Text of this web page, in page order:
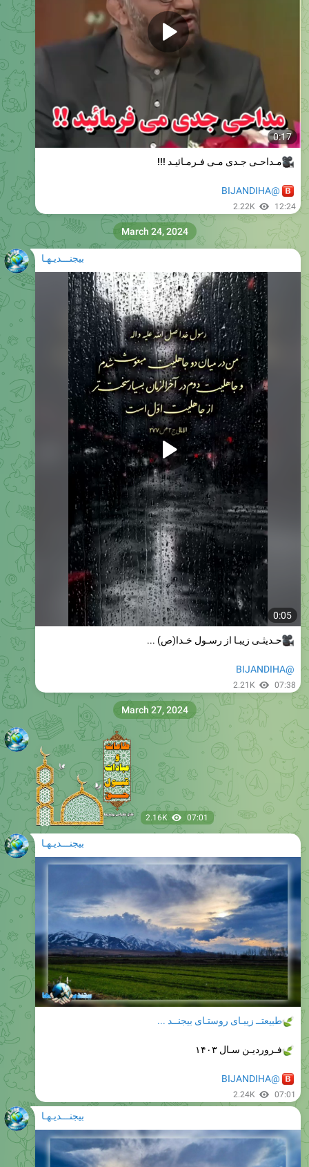
مـداحـی جـدی مـی فـرمـائیـد !!!
@BIJANDIHA
بیجنـــدیـهـا
حـدیثـی زیبـا از رسـول خـدا(ص) ...
@BIJANDIHA
2.16K
بیجنـــدیـهـا
طبیعتــ زیبـای روستـای بیجنــد ...
فـروردیـن سـال ۱۴۰۳
@BIJANDIHA